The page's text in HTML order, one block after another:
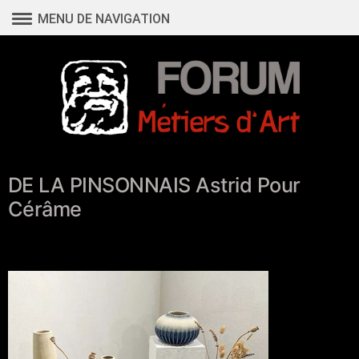
contenu
MENU DE NAVIGATION
DE LA PINSONNAIS Astrid Pour
Cérâme